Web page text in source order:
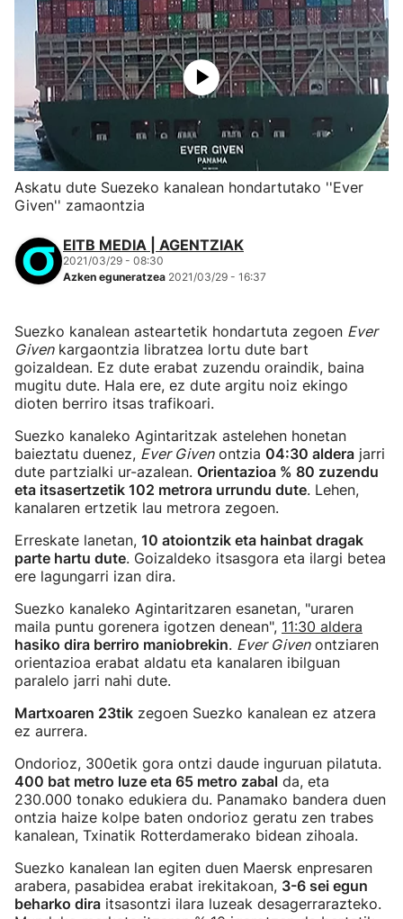
Askatu dute Suezeko kanalean hondartutako ''Ever
Given'' zamaontzia
EITB MEDIA | AGENTZIAK
2021/03/29 - 08:30
Azken eguneratzea 2021/03/29 - 16:37
Suezko kanalean asteartetik hondartuta zegoen Ever
Givenkargaontzia libratzea lortu dute bart
goizaldean. Ez dute erabat zuzendu oraindik, baina
mugitu dute. Hala ere, ez dute argitu noiz ekingo
dioten berriro itsas trafikoari.
Suezko kanaleko Agintaritzak astelehen honetan
baieztatu duenez, Ever Givenontzia 04:30 aldera jarri
dute partzialki ur-azalean. Orientazioa % 80 zuzendu
eta itsasertzetik 102 metrora urrundu dute. Lehen,
kanalaren ertzetik lau metrora zegoen.
Erreskate lanetan, 10 atoiontzik eta hainbat dragak
parte hartu dute. Goizaldeko itsasgora eta ilargi betea
ere lagungarri izan dira.
Suezko kanaleko Agintaritzaren esanetan, "uraren
maila puntu gorenera igotzen denean", 11:30 aldera
hasiko dira berriro maniobrekin. Ever Givenontziaren
orientazioa erabat aldatu eta kanalaren ibilguan
paralelo jarri nahi dute.
Martxoaren 23tik zegoen Suezko kanalean ez atzera
ez aurrera.
Ondorioz, 300etik gora ontzi daude inguruan pilatuta.
400 bat metro luze eta 65 metro zabal da, eta
230.000 tonako edukiera du. Panamako bandera duen
ontzia haize kolpe baten ondorioz geratu zen trabes
kanalean, Txinatik Rotterdamerako bidean zihoala.
Suezko kanalean lan egiten duen Maersk enpresaren
arabera, pasabidea erabat irekitakoan, 3-6 sei egun
beharko dira itsasontzi ilara luzeak desagerrarazteko.